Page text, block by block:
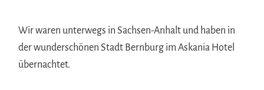
Wir waren unterwegs in Sachsen-Anhalt und haben in
der wunderschönen Stadt Bernburg im Askania Hotel
übernachtet.